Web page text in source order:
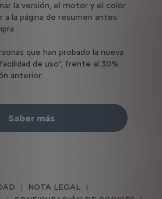
la versión, el motor y el color
a la página de resumen antes
que han probado la nueva
de uso", frente al 30%
anterior.
Saber más
NOTA LEGAL